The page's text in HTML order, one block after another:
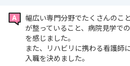
幅広い専門分野でたくさんのこ
が整っていること、病院見学で
を感じました。
また、リハビリに携わる看護師
入職を決めました。